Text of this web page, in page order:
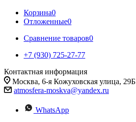
Корзина0
Отложенные0
Сравнение товаров0
+7 (930) 725-27-77
Контактная информация
Москва, 6-я Кожуховская улица, 29Б
atmosfera-moskva@yandex.ru
WhatsApp